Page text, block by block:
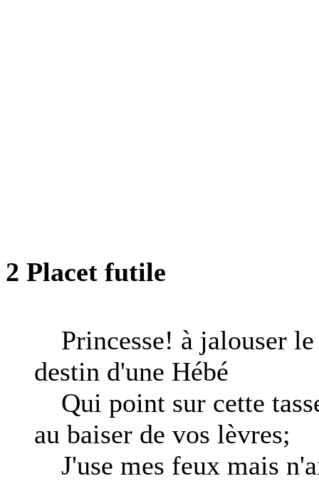
2 Placet futile
Princesse! à jalouser le
destin d'une Hébé
Qui point sur cette
au baiser de vos lèvres;
J'use mes feux mais